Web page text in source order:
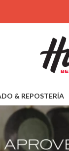
& REPOSTERÍA